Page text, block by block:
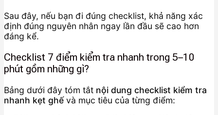
Sau đây, nếu bạn đi đúng checklist, khả năng xác
định đúng nguyên nhân ngay lần đầu sẽ cao hơn
đáng kể.
Checklist 7 điểm kiểm tra nhanh trong 5–10
phút gồm những gì?
Bảng dưới đây tóm tắt nội dung checklist kiểm tra
nhanh kẹt ghếvà mục tiêu của từng điểm: